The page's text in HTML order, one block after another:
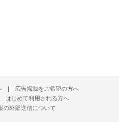
| 広告掲載をご希望の方へ
はじめて利用される方へ
の外部送信について